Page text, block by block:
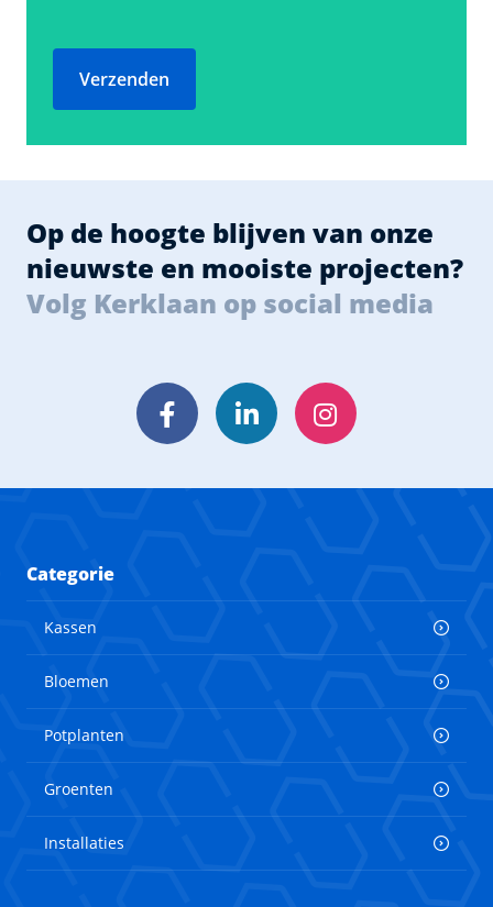
Verzenden
Op de hoogte blijven van onze
nieuwste en mooiste projecten?
Volg Kerklaan op social media
FacebookLinkedInInstagram
Categorie
Kassen
Bloemen
Potplanten
Groenten
Installaties